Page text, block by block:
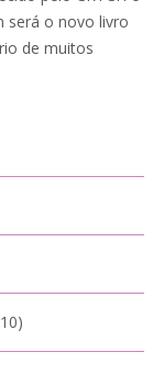
será o novo livro
de muitos